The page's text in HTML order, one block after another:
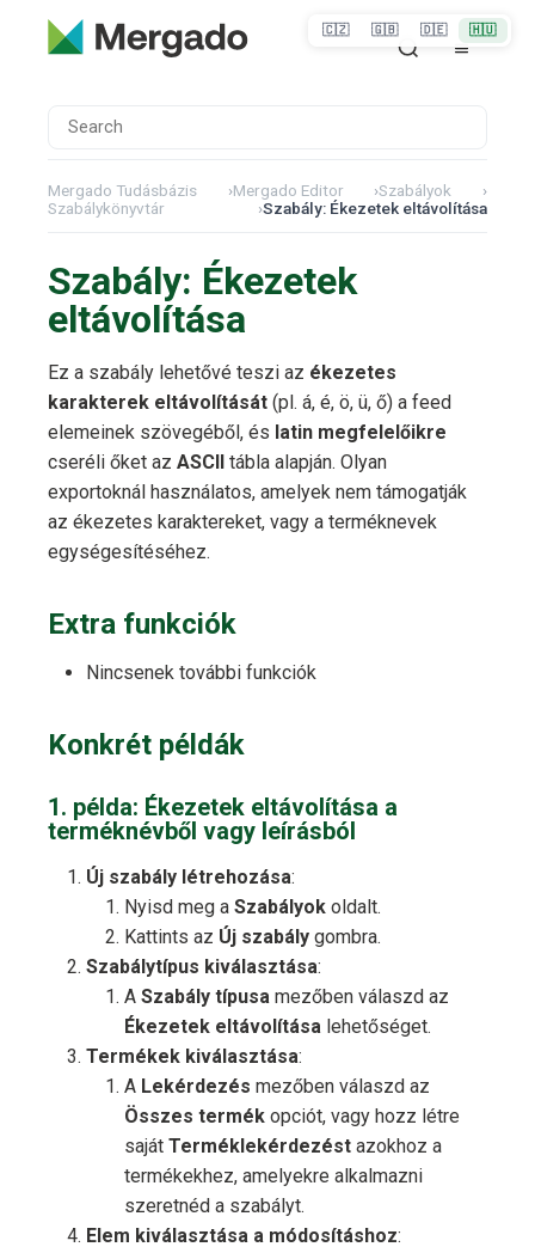
Mergado Tudásbázis ›Mergado Editor ›Szabályok
›
Szabálykönyvtár
›Szabály: Ékezetek eltávolítása
Szabály: Ékezetek
eltávolítása
Ez a szabály lehetővé teszi az ékezetes
karakterek eltávolítását (pl. á, é, ö, ü, ő) a feed
elemeinek szövegéből, és latin megfelelőikre
cseréli őket az ASCII
tábla alapján. Olyan
exportoknál használatos, amelyek nem támogatják
az ékezetes karaktereket, vagy a terméknevek
egységesítéséhez.
Extra funkciók
Nincsenek további funkciók
Konkrét példák
1. példa: Ékezetek eltávolítása a
terméknévből vagy leírásból
Új szabály létrehozása:
Nyisd meg a Szabályok oldalt.
Kattints az Új szabály gombra.
Szabálytípus kiválasztása:
A Szabály típusa mezőben válaszd az
Ékezetek eltávolítása lehetőséget.
Termékek kiválasztása:
A Lekérdezés mezőben válaszd az
Összes termék opciót, vagy hozz létre
saját Terméklekérdezést azokhoz a
termékekhez, amelyekre alkalmazni
szeretnéd a szabályt.
Elem kiválasztása a módosításhoz:
🇨🇿 🇬🇧 🇩🇪 🇭🇺